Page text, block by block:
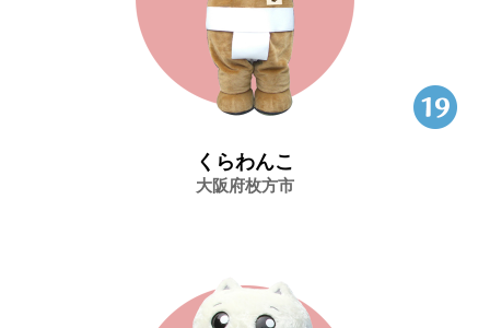
くらわんこ
大阪府枚方市